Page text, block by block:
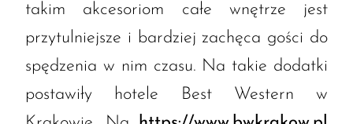
takim akcesoriom całe wnętrze jest
przytulniejsze i bardziej zachęca gości do
spędzenia w nim czasu. Na takie dodatki
postawiły hotele Best Western w